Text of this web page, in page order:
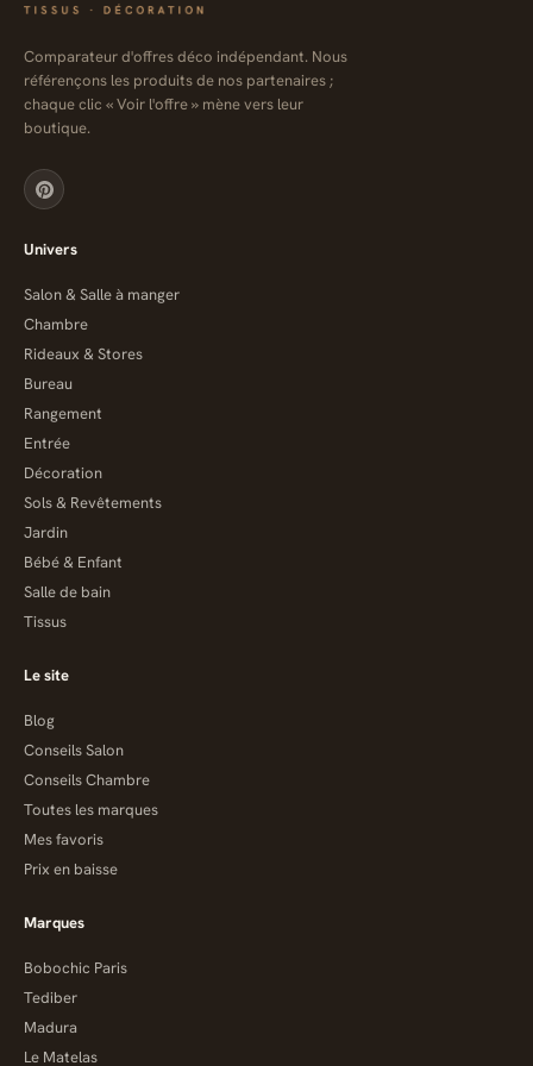
Comparateur d'offres déco indépendant. Nous
référençons les produits de nos partenaires ;
chaque clic « Voir l'offre » mène vers leur
boutique.
Univers
Salon & Salle à manger
Chambre
Rideaux & Stores
Bureau
Rangement
Entrée
Décoration
Sols & Revêtements
Jardin
Bébé & Enfant
Salle de bain
Tissus
Le site
Blog
Conseils Salon
Conseils Chambre
Toutes les marques
Mes favoris
Prix en baisse
Marques
Bobochic Paris
Tediber
Madura
Le Matelas